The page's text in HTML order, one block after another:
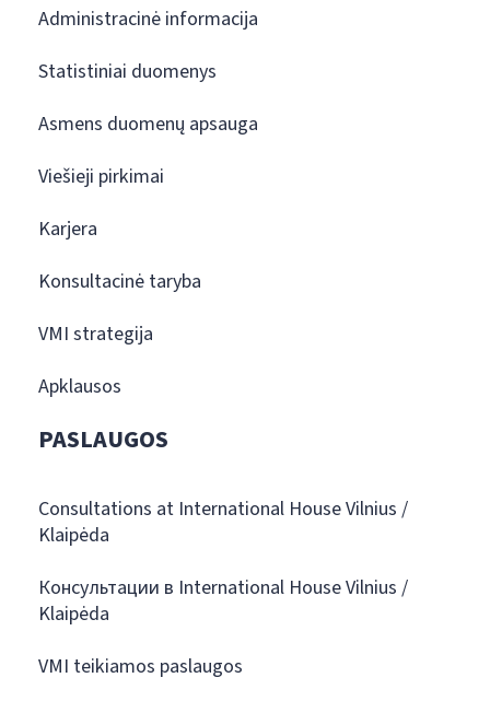
Administracinė informacija
Statistiniai duomenys
Asmens duomenų apsauga
Viešieji pirkimai
Karjera
Konsultacinė taryba
VMI strategija
Apklausos
PASLAUGOS
Consultations at International House Vilnius /
Klaipėda
Консультации в International House Vilnius /
Klaipėda
VMI teikiamos paslaugos